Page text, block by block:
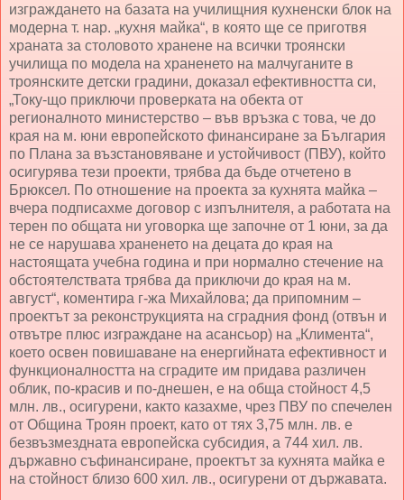
изграждането на базата на училищния кухненски блок на
модерна т. нар. „кухня майка“, в която ще се приготвя
храната за столовото хранене на всички троянски
училища по модела на храненето на малчуганите в
троянските детски градини, доказал ефективността си,
„Току-що приключи проверката на обекта от
регионалното министерство – във връзка с това, че до
края на м. юни европейското финансиране за България
по Плана за възстановяване и устойчивост (ПВУ), който
осигурява тези проекти, трябва да бъде отчетено в
Брюксел. По отношение на проекта за кухнята майка –
вчера подписахме договор с изпълнителя, а работата на
терен по общата ни уговорка ще започне от 1 юни, за да
не се нарушава храненето на децата до края на
настоящата учебна година и при нормално стечение на
обстоятелствата трябва да приключи до края на м.
август“, коментира г-жа Михайлова; да припомним –
проектът за реконструкцията на сградния фонд (отвън и
отвътре плюс изграждане на асансьор) на „Климента“,
което освен повишаване на енергийната ефективност и
функционалността на сградите им придава различен
облик, по-красив и по-днешен, е на обща стойност 4,5
млн. лв., осигурени, както казахме, чрез ПВУ по спечелен
от Община Троян проект, като от тях 3,75 млн. лв. е
безвъзмездната европейска субсидия, а 744 хил. лв.
държавно съфинансиране, проектът за кухнята майка е
на стойност близо 600 хил. лв., осигурени от държавата.